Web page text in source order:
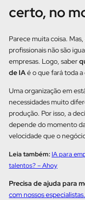
certo, no
Parece muita coisa.
profissionais não são
empresas. Logo, saber
de IAé o que fará toda
Uma organização em
necessidades muito
produção. Por isso, a
depende do momento
velocidade que o
Leia também: IA para
talentos? – Ahoy
Precisa de ajuda para
com nossos especialistas.